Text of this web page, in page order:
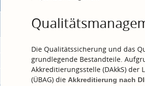
Die Qualitätssicherung und das
grundlegende Bestandteile.
Akkreditierungsstelle (DAkkS)
(ÜBAG) die Akkreditierung nach